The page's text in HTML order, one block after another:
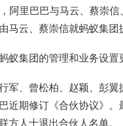
阿里巴巴与马云、蔡崇
马云、蔡崇信就蚂蚁集团
蚁集团的管理和业务设置
军、曾松柏、赵颖、彭
近期修订《合伙协议》
方人士退出合伙人名单。